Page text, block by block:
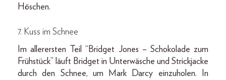
Höschen.
7. Kuss im Schnee
Im allerersten Teil “Bridget Jones – Schokolade zum
Frühstück” läuft Bridget in Unterwäsche und Strickjacke
durch den Schnee, um Mark Darcy einzuholen. In